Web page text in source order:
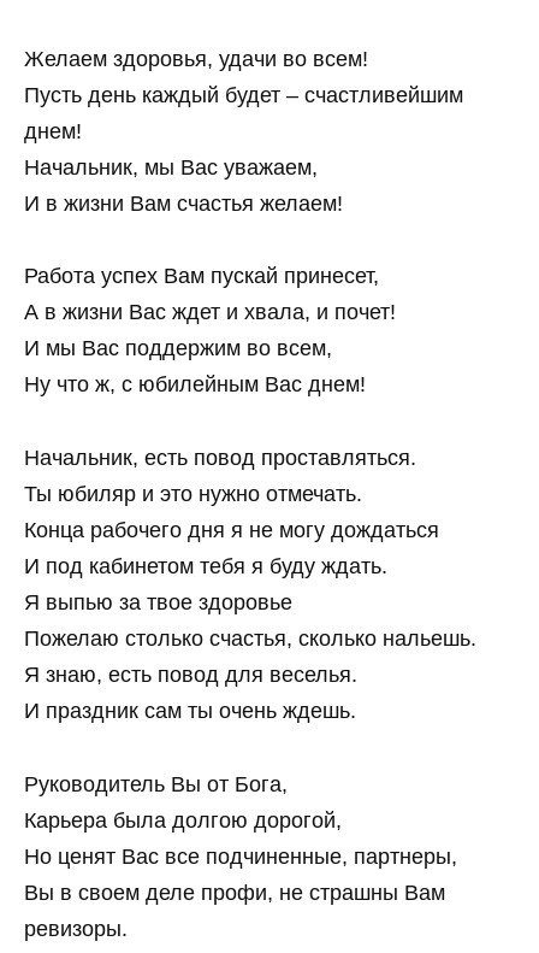
Желаем здоровья, удачи во всем!
Пусть день каждый будет – счастливейшим
днем!
Начальник, мы Вас уважаем,
И в жизни Вам счастья желаем!
Работа успех Вам пускай принесет,
А в жизни Вас ждет и хвала, и почет!
И мы Вас поддержим во всем,
Ну что ж, с юбилейным Вас днем!
Начальник, есть повод проставляться.
Ты юбиляр и это нужно отмечать.
Конца рабочего дня я не могу дождаться
И под кабинетом тебя я буду ждать.
Я выпью за твое здоровье
Пожелаю столько счастья, сколько нальешь.
Я знаю, есть повод для веселья.
И праздник сам ты очень ждешь.
Руководитель Вы от Бога,
Карьера была долгою дорогой,
Но ценят Вас все подчиненные, партнеры,
Вы в своем деле профи, не страшны Вам
ревизоры.